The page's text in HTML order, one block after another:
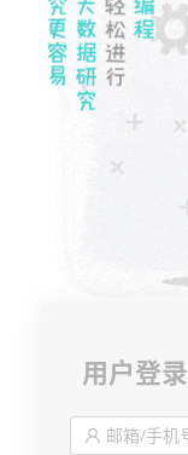
用户登录